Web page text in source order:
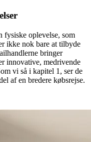
fysiske oplevelse, som
ikke nok bare at tilbyde
bringer
innovative, medrivende
vi så i kapitel 1, ser de
af en bredere købsrejse.